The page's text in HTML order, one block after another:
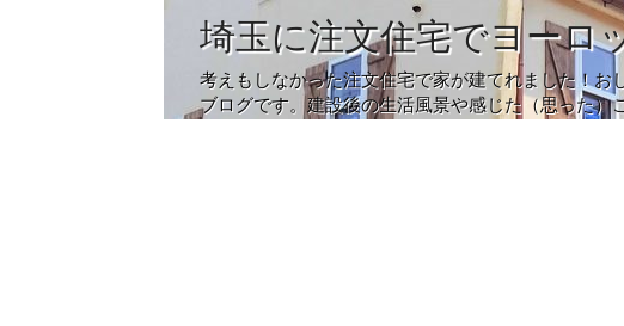
埼玉に注文住宅でヨーロ
考えもしなかった注文住宅で家が建てれました！
ブログです。建設後の生活風景や感じた（思った）